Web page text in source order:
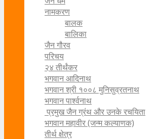
नामकरण
बालक
बालिका
जैन गौरव
परिचय
२४ तीर्थंकर
भगवान आदिनाथ
भगवान श्री १००८ मुनिसुव्रतनाथ
भगवान पार्श्वनाथ
प्रमुख जैन ग्रंथ और उनके रचयिता
भगवान महावीर (जन्म कल्याणक)
तीर्थ क्षेत्र